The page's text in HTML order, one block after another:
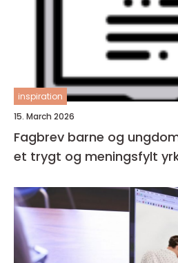
inspiration
15. March 2026
Fagbrev barne og
et trygt og meningsfylt